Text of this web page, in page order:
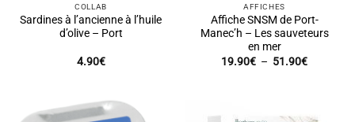
COLLAB
Sardines à l’ancienne à l’huile
d’olive – Port
4.90€
AFFICHES
Affiche SNSM de Port-
Manec’h – Les sauveteurs
en mer
19.90€ – 51.90€Plage